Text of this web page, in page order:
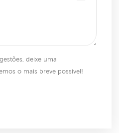
deixe uma
o mais breve possível!